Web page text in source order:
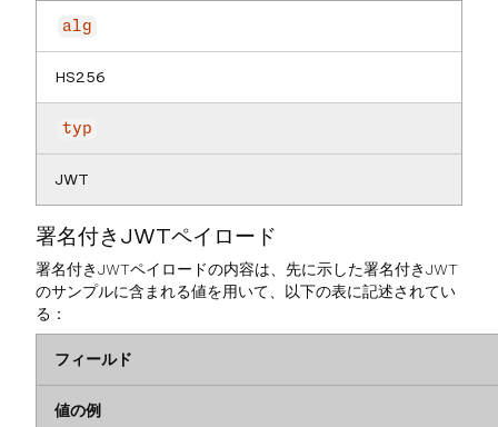
alg
HS256
typ
JWT
署名付きJWTペイロード
署名付きJWTペイロードの内容は、先に示した署名付きJWT
のサンプルに含まれる値を用いて、以下の表に記述されてい
る：
フィールド
値の例